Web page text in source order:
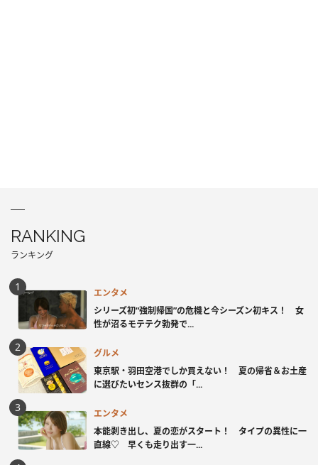
RANKING
ランキング
エンタメ
シリーズ初“強制帰国”の危機と今シーズン初キス！ 女
性が沼るモテテク勃発で...
グルメ
東京駅・羽田空港でしか買えない！ 夏の帰省＆お土産
に選びたいセンス抜群の「...
エンタメ
本能剥き出し、夏の恋がスタート！ タイプの異性に一
直線♡ 早くも走り出す一...